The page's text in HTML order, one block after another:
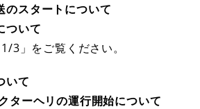
のスタートについて
ついて
3」をご覧ください。
いて
ターヘリの運行開始について